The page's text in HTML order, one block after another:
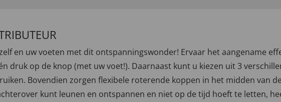
en uw voeten met dit ontspanningswonder! Ervaar het aangename
druk op de knop (met uw voet!). Daarnaast kunt u kiezen uit 3
Bovendien zorgen flexibele roterende koppen in het midden van
kunt leunen en ontspannen en niet op de tijd hoeft te letten,